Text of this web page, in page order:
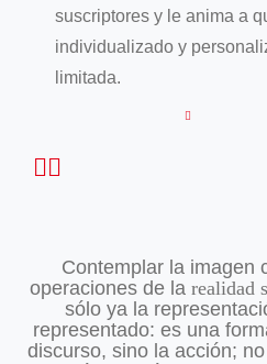
suscriptores y le anima a
individualizado y
limitada.
Contemplar la imagen
operaciones de la realidad
sólo ya la
representado: es una
discurso, sino la acción;